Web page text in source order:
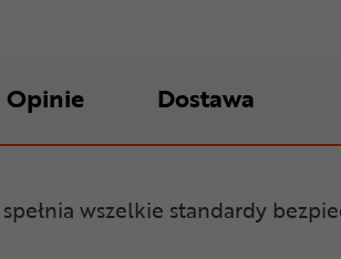
Opinie Dostawa
wszelkie standardy